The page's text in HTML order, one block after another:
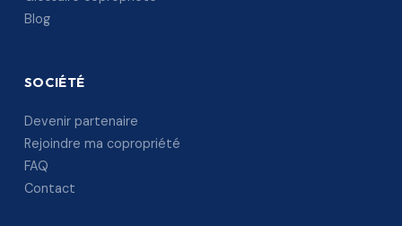
Blog
SOCIÉTÉ
Devenir partenaire
Rejoindre ma copropriété
FAQ
Contact